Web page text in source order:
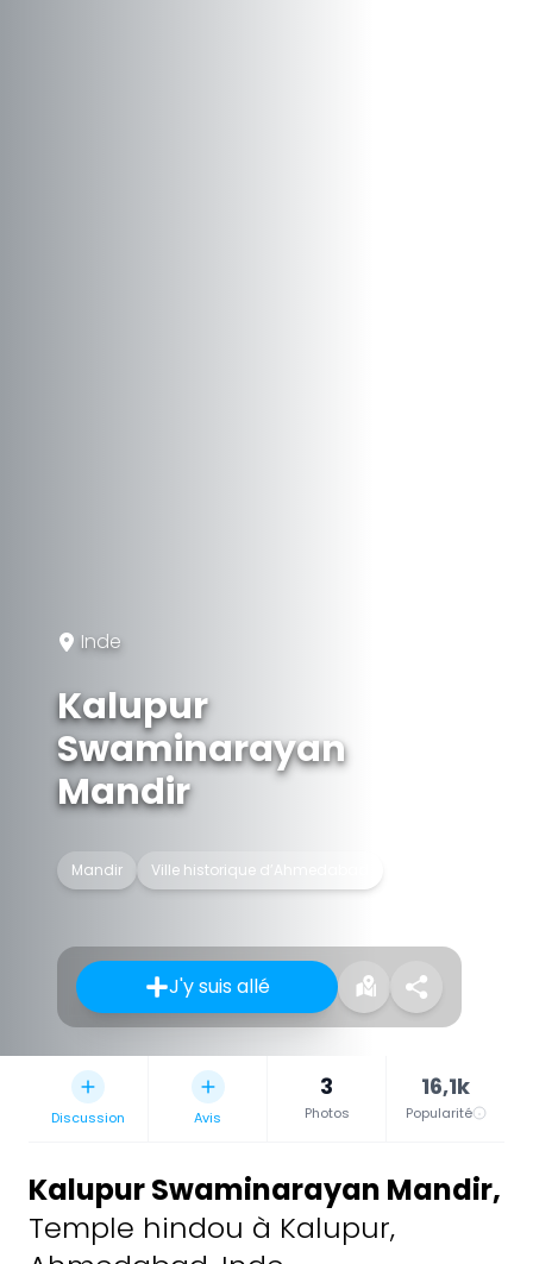
Inde
Kalupur
Swaminarayan
Mandir
Mandir Ville historique d’Ahmedabad
J'y suis allé
Discussion Avis
3
Photos
16,1k
Popularité
Kalupur Swaminarayan Mandir,
Temple hindou à Kalupur,